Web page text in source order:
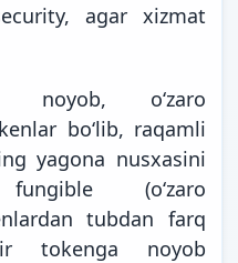
agar xizmat
oʻzaro
boʻlib, raqamli
yagona nusxasini
(oʻzaro
tubdan farq
tokenga noyob